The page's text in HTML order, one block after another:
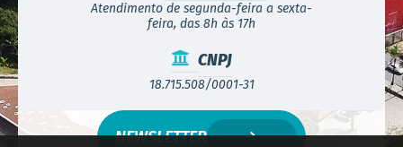
Atendimento de segunda-feira a sexta-
feira, das 8h às 17h
CNPJ
18.715.508/0001-31
NEWSLETTER